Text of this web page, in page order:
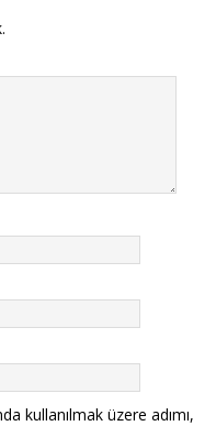
kullanılmak üzere adımı,